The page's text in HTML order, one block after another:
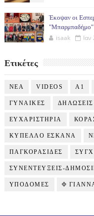
Έκοψαν οι
"Μπαρμπαδήμο"
isaak
Ετικέτες
NEA VIDEOS Α1
ΓΥΝΑΙΚΕΣ ΔΗΛΩΣΕΙΣ
ΕΥΧΑΡΙΣΤΗΡΙΑ
ΚΥΠΕΛΛΟ ΕΣΚΑΝΑ
ΠΑΓΚΟΡΑΣΙΔΕΣ
ΣΥΝΕΝΤΕΥΞΕΙΣ-
ΥΠΟΔΟΜΕΣ Φ